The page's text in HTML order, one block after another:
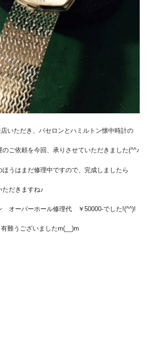
いただき、バセロンとハミルトン懐中時計の
ご依頼を今回、承りさせていただきました(^^♪
うはまだ修理中ですので、完成しましたら
ただきますね♪
オーバーホール修理代 ￥50000-でした!(^^)!
うございましたm(__)m